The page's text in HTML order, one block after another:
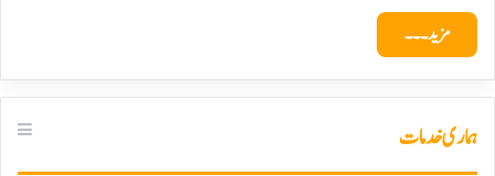
مزید۔۔۔
ہماری خدمات